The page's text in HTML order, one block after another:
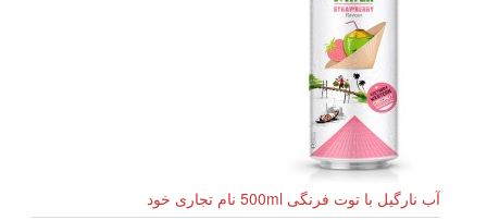
آب نارگیل با توت فرنگی 500ml نام تجاری خود